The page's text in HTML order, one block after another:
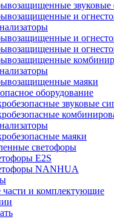
звуковые
и
и
и
маяки
оборудование
звуковые
маяки
светофоры
E2S
NANHUA
части и комплектующие